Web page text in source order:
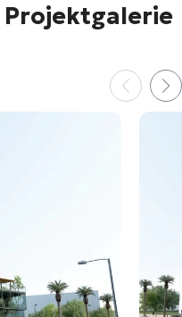
Projektgalerie